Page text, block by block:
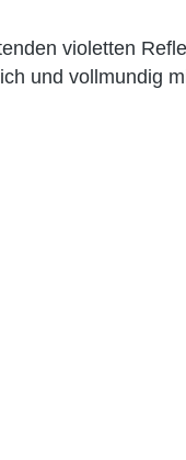
violetten
und vollmundig